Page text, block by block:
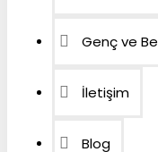
Genç ve
İletişim
Blog